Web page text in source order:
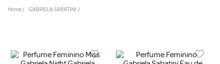
GABRIELA SABATINI